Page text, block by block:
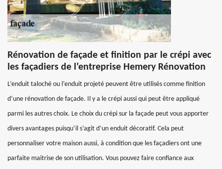
Rénovation de façade et finition par le crépi avec
les façadiers de l’entreprise Hemery Rénovation
L’enduit taloché ou l’enduit projeté peuvent être utilisés comme finition
d’une rénovation de façade. Il y a le crépi aussi qui peut être appliqué
parmi les autres choix. Le choix du crépi sur la façade peut vous apporter
divers avantages puisqu’il s’agit d’un enduit décoratif. Cela peut
personnaliser votre maison aussi, à condition que les façadiers ont une
parfaite maitrise de son utilisation. Vous pouvez faire confiance aux